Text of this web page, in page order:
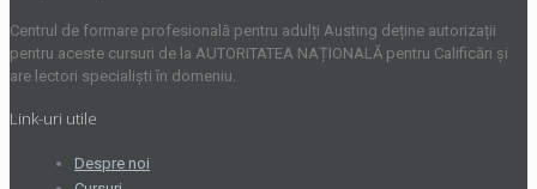
Centrul de formare profesională pentru adulți Austing deține autorizații
pentru aceste cursuri de la AUTORITATEA NAȚIONALĂ pentru Calificări și
are lectori specialiști în domeniu.
Link-uri utile
Despre noi